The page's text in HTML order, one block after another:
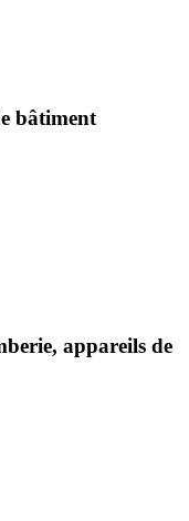
bâtiment
appareils de